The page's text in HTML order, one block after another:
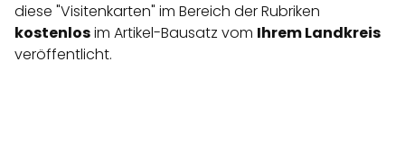
diese "Visitenkarten" im Bereich der Rubriken
kostenlosim Artikel-Bausatz vom Ihrem Landkreis
veröffentlicht.